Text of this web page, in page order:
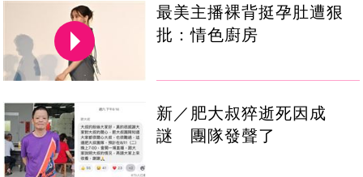
最美主播裸背挺孕肚遭狠
批：情色廚房
新／肥大叔猝逝死因成
謎 團隊發聲了